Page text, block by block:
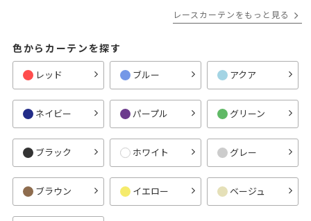
レースカーテンをもっと見る
色からカーテンを探す
レッド ブルー アクア
ネイビー パープル グリーン
ブラック ホワイト グレー
ブラウン イエロー ベージュ